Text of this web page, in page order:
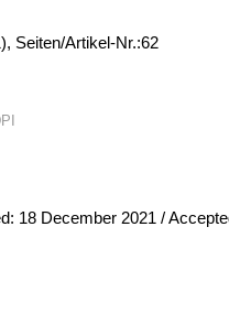
, Seiten/Artikel-Nr.:62
18 December 2021 /